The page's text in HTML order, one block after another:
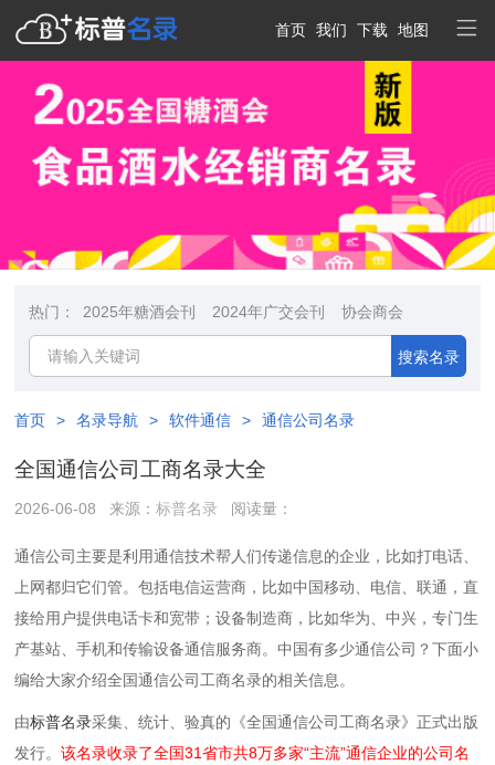
首页 我们 下载 地图
热门： 2025年糖酒会刊 2024年广交会刊 协会商会
搜索名录
首页 > 名录导航 > 软件通信 > 通信公司名录
全国通信公司工商名录大全
2026-06-08 来源：标普名录 阅读量：
通信公司主要是利用通信技术帮人们传递信息的企业，比如打电话、
上网都归它们管。包括电信运营商，比如中国移动、电信、联通，直
接给用户提供电话卡和宽带；设备制造商，比如华为、中兴，专门生
产基站、手机和传输设备通信服务商。中国有多少通信公司？下面小
编给大家介绍全国通信公司工商名录的相关信息。
由标普名录采集、统计、验真的《全国通信公司工商名录》正式出版
发行。该名录收录了全国31省市共8万多家“主流”通信企业的公司名